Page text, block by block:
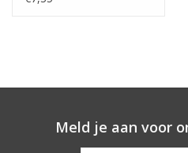
Meld je aan voor